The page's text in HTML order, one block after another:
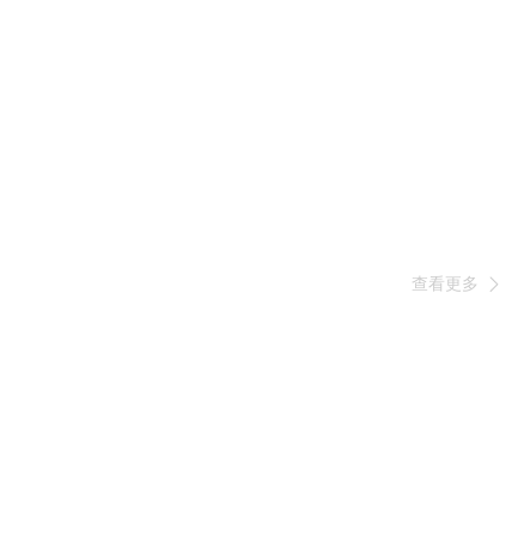
查看更多 